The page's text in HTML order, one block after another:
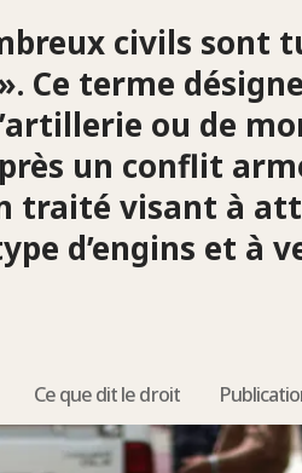
civils sont
Ce terme
ou de
un conflit
traité visant à
d’engins et à
Ce que dit le droit